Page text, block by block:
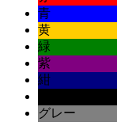
青
黄
緑
紫
紺
グレー